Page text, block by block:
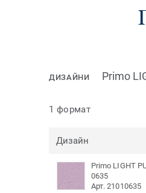
ДИЗАЙНИ Primo
1 формат
Дизайн
Primo LIGHT
0635
Арт. 21010635